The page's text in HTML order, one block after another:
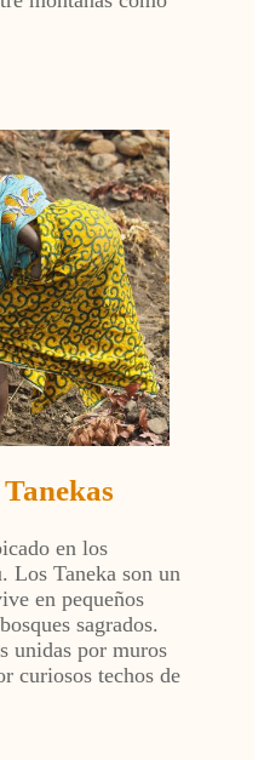
en los
Los Taneka son un
en pequeños
sagrados.
unidas por muros
curiosos techos de